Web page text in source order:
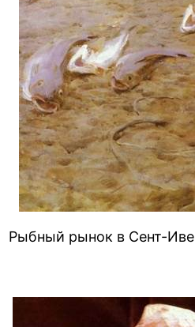
Рыбный рынок в Сент-Иве